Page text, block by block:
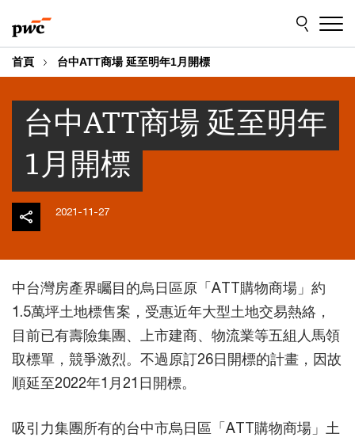
to
content
to
footer
首頁 台中ATT商場 延至明年1月開標
台中ATT商場 延至明年
1月開標
2021-11-27
中台灣房產界矚目的烏日區原「ATT購物商場」約
1.5萬坪土地標售案，受惠近年大型土地交易熱絡，
目前已有壽險集團、上市建商、物流業等五組人馬領
取標單，競爭激烈。不過原訂26日開標的計畫，因故
順延至2022年1月21日開標。
吸引力集團所有的台中市烏日區「ATT購物商場」土